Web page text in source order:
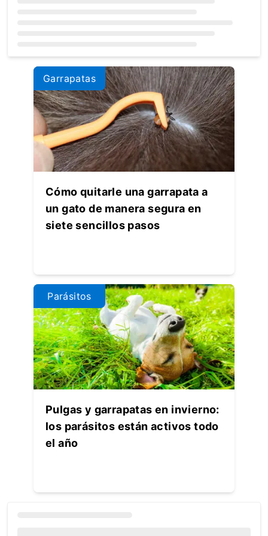
Loading...
Garrapatas
Cómo quitarle una garrapata a
un gato de manera segura en
siete sencillos pasos
Parásitos
Pulgas y garrapatas en invierno:
los parásitos están activos todo
el año